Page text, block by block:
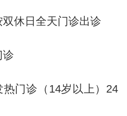
休日全天门诊出诊
诊
门诊（14岁以上）24